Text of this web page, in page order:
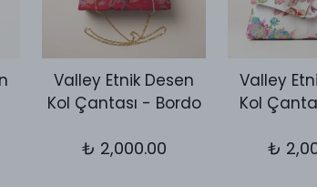
Valley Etnik Desen
Kol Çantası - Bordo
₺ 2,000.00
Valley
Kol
₺